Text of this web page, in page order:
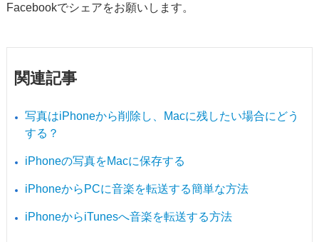
Facebookでシェアをお願いします。
関連記事
写真はiPhoneから削除し、Macに残したい場合にどう
する？
iPhoneの写真をMacに保存する
iPhoneからPCに音楽を転送する簡単な方法
iPhoneからiTunesへ音楽を転送する方法